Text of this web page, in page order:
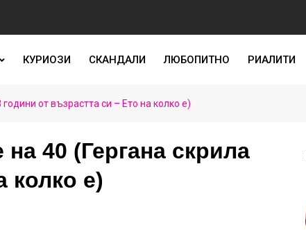
КУРИОЗИ СКАНДАЛИ ЛЮБОПИТНО РИАЛИТИ
от възрастта си – Ето на колко е)
40 (Гергана скрила
колко е)